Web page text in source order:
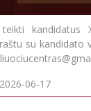
teikti kandidatus
su kandidato
2026-06-17